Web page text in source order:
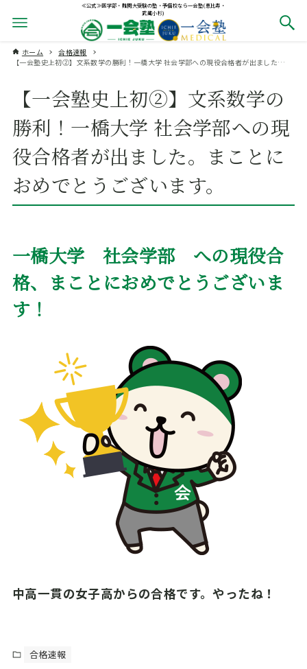
≪公式≫医学部・難関大受験の塾・予備校なら一会塾(恵比寿・
武蔵小杉)
ホーム
合格速報
【一会塾史上初②】文系数学の勝利！一橋大学 社会学部への現役合格者が出ました。まことにおめでとうございます。
【一会塾史上初②】文系数学の
勝利！一橋大学 社会学部への現
役合格者が出ました。まことに
おめでとうございます。
一橋大学 社会学部 への現役合
格、まことにおめでとうございま
す！
中高一貫の女子高からの合格です。やったね！
合格速報